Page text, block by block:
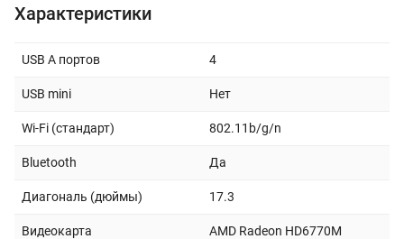
Характеристики
USB A портов 4
USB mini Нет
Wi-Fi (стандарт) 802.11b/g/n
Bluetooth Да
Диагональ (дюймы) 17.3
Видеокарта AMD Radeon HD6770M